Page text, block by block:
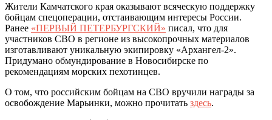
Жители Камчатского края оказывают всяческую поддержку
бойцам спецоперации, отстаивающим интересы России.
Ранее «ПЕРВЫЙ ПЕТЕРБУРГСКИЙ» писал, что для
участников СВО в регионе из высокопрочных материалов
изготавливают уникальную экипировку «Архангел-2».
Придумано обмундирование в Новосибирске по
рекомендациям морских пехотинцев.
О том, что российским бойцам на СВО вручили награды за
освобождение Марьинки, можно прочитать здесь.